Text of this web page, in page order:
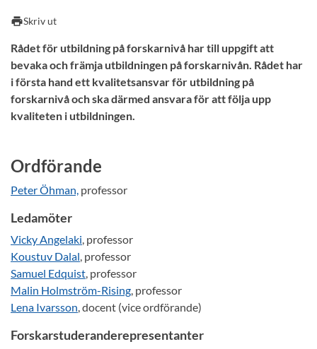
printSkriv ut
Rådet för utbildning på forskarnivå har till uppgift att
bevaka och främja utbildningen på forskarnivån. Rådet har
i första hand ett kvalitetsansvar för utbildning på
forskarnivå och ska därmed ansvara för att följa upp
kvaliteten i utbildningen.
Ordförande
Peter Öhman, professor
Ledamöter
Vicky Angelaki, professor
Koustuv Dalal, professor
Samuel Edquist, professor
Malin Holmström-Rising, professor
Lena Ivarsson, docent (vice ordförande)
Forskarstuderanderepresentanter